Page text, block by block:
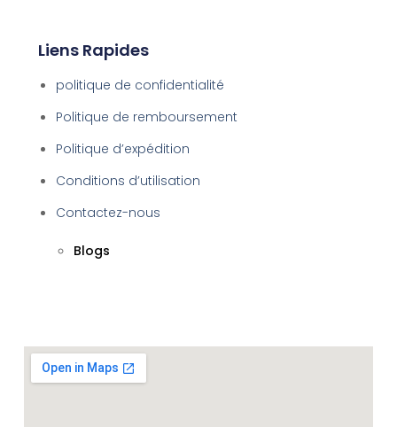
Liens Rapides
politique de confidentialité
Politique de remboursement
Politique d’expédition
Conditions d’utilisation
Contactez-nous
Blogs